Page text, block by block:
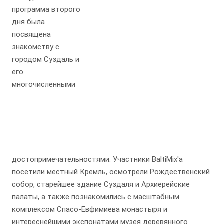
программа второго
дня была
посвящена
знакомству с
городом Суздаль и
его
многочисленными
достопримечательностями. Участники BaltiMix'a
посетили местный Кремль, осмотрели Рождественский
собор, старейшее здание Суздаля и Архиерейские
палаты, а также познакомились с масштабным
комплексом Спасо-Евфимиева монастыря и
интереснейшими экспонатами музея деревянного